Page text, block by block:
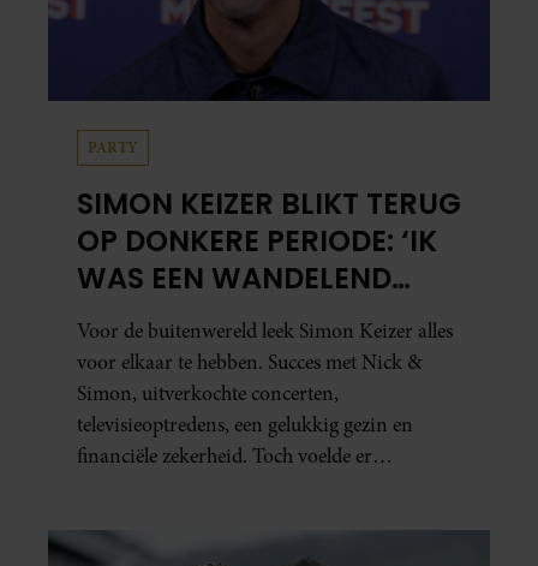
PARTY
SIMON KEIZER BLIKT TERUG
OP DONKERE PERIODE: ‘IK
WAS EEN WANDELEND
HOOFD’
Voor de buitenwereld leek Simon Keizer alles
voor elkaar te hebben. Succes met Nick &
Simon, uitverkochte concerten,
televisieoptredens, een gelukkig gezin en
financiële zekerheid. Toch voelde er
vertelt de zanger dat hij lange tijd vooral